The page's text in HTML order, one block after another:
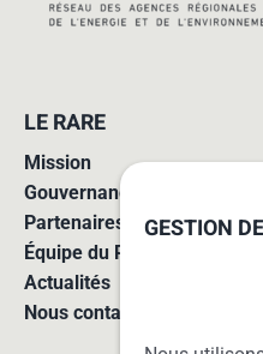
LE RARE
Mission
Gouvernance
Partenaires
Équipe du RARE
Actualités
Nous contacter
GESTION